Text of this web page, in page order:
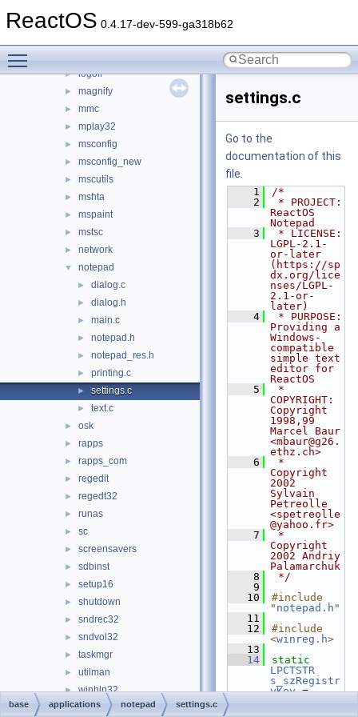
ReactOS 0.4.17-dev-599-ga318b62
► hh
► logoff
► magnify
► mmc
► mplay32
► msconfig
► msconfig_new
► mscutils
► mshta
► mspaint
► mstsc
► network
▼ notepad
► dialog.c
► dialog.h
► main.c
► notepad.h
► notepad_res.h
► printing.c
► settings.c
► text.c
► osk
► rapps
► rapps_com
► regedit
► regedt32
► runas
► sc
► screensavers
► sdbinst
► setup16
► shutdown
► sndrec32
► sndvol32
► taskmgr
► utilman
► winhlp32
► winver
settings.c
Go to the
documentation of this
file.
    1
/*
    2
* PROJECT:
ReactOS
Notepad
    3
* LICENSE:
LGPL-2.1-
or-later
(https://sp
dx.org/lice
nses/LGPL-
2.1-or-
later)
    4
* PURPOSE:
Providing a
Windows-
compatible
simple text
editor for
ReactOS
    5
*
COPYRIGHT:
Copyright
1998,99
Marcel Baur
<mbaur@g26.
ethz.ch>
    6
*
Copyright
2002
Sylvain
Petreolle
<spetreolle
@yahoo.fr>
    7
*
Copyright
2002 Andriy
Palamarchuk
    8
*/
    9
   10
#include
" notepad.h "
   11
   12
#include
<winreg.h>
   13
   14
static
LPCTSTR
s_szRegistr
yKey
=
base applications notepad settings.c